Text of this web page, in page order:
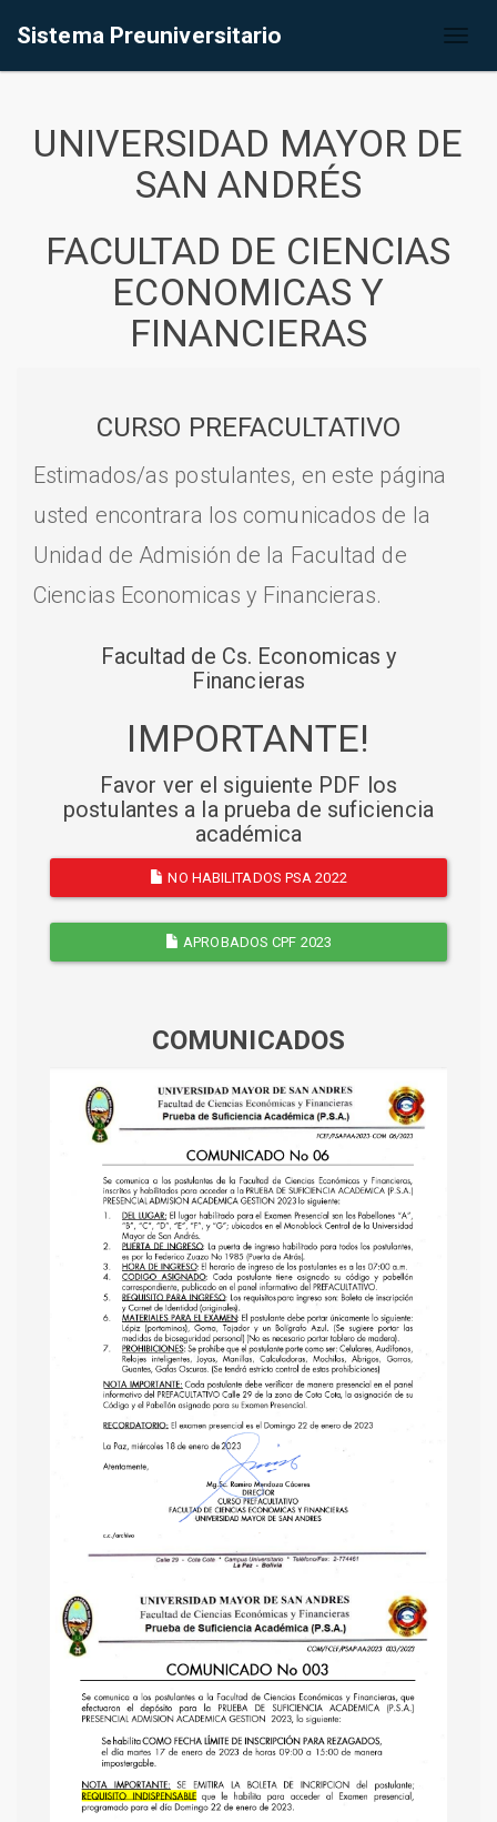
Sistema Preuniversitario
UNIVERSIDAD MAYOR DE
SAN ANDRÉS
FACULTAD DE CIENCIAS
ECONOMICAS Y
FINANCIERAS
CURSO PREFACULTATIVO
Estimados/as postulantes, en este página
usted encontrara los comunicados de la
Unidad de Admisión de la Facultad de
Ciencias Economicas y Financieras.
Facultad de Cs. Economicas y
Financieras
IMPORTANTE!
Favor ver el siguiente PDF los
postulantes a la prueba de suficiencia
académica
NO HABILITADOS PSA 2022
APROBADOS CPF 2023
COMUNICADOS